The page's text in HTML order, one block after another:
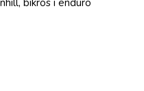
bikros i enduro